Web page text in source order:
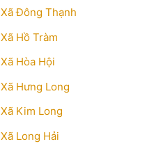
Xã Đông Thạnh
Xã Hồ Tràm
Xã Hòa Hội
Xã Hưng Long
Xã Kim Long
Xã Long Hải